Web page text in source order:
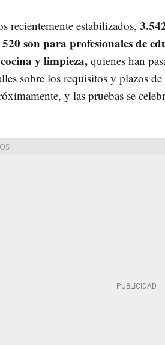
recientemente estabilizados,
520 son para profesionales de
y limpieza, quienes han
sobre los requisitos y plazos
y las pruebas se